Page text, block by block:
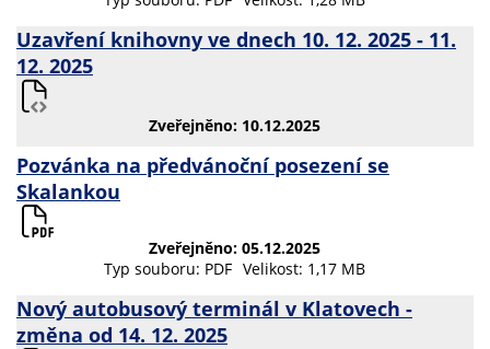
Uzavření knihovny ve dnech 10. 12. 2025 - 11.
12. 2025
Zveřejněno: 10.12.2025
Pozvánka na předvánoční posezení se
Skalankou
Zveřejněno: 05.12.2025
Typ souboru: PDF Velikost: 1,17 MB
Nový autobusový terminál v Klatovech -
změna od 14. 12. 2025